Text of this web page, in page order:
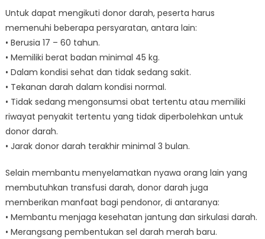
Untuk dapat mengikuti donor darah, peserta harus
memenuhi beberapa persyaratan, antara lain:
• Berusia 17 – 60 tahun.
• Memiliki berat badan minimal 45 kg.
• Dalam kondisi sehat dan tidak sedang sakit.
• Tekanan darah dalam kondisi normal.
• Tidak sedang mengonsumsi obat tertentu atau memiliki
riwayat penyakit tertentu yang tidak diperbolehkan untuk
donor darah.
• Jarak donor darah terakhir minimal 3 bulan.
Selain membantu menyelamatkan nyawa orang lain yang
membutuhkan transfusi darah, donor darah juga
memberikan manfaat bagi pendonor, di antaranya:
• Membantu menjaga kesehatan jantung dan sirkulasi darah.
• Merangsang pembentukan sel darah merah baru.